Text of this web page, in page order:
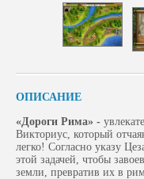
ОПИСАНИЕ
«Дороги Рима» -
Викториус, который
легко! Согласно указу
этой задачей, чтобы
земли, превратив их в